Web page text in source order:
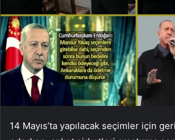
14 Mayıs’ta yapılacak seçimler için